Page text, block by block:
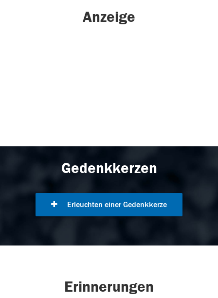
Anzeige
Gedenkkerzen
Erleuchten einer Gedenkkerze
Erinnerungen